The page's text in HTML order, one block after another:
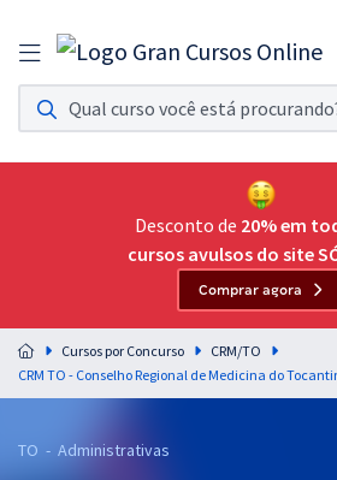
Assinatura Ilimitada 11
Acesso a todos os cursos. Teste grátis por 7 dias!
Assinatura OAB Até Passar
Acesso ilimitado a toda preparação para o Exame
Residências Multiprofissionais
Preparação completa e intensiva para as
residências em saúde do Brasil
Desconto de 20% em
cursos avulsos do site
Comprar agora
Cursos por Concurso
CRM/TO
TO - Administrativas